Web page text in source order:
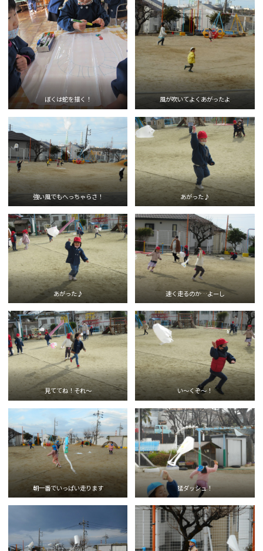
ぼくは蛇を描く！ 風が吹いてよくあがったよ
強い風でもへっちゃらさ！ あがった♪
あがった♪ 速く走るのか…よーし
見ててね！それ～ い～くぞ～！
朝一番でいっぱい走ります 猛ダッシュ！